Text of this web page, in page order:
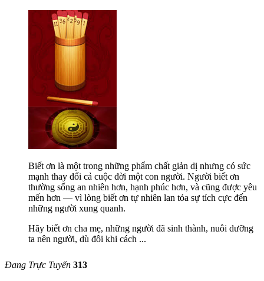
Biết ơn là một trong những phẩm chất giản dị nhưng có sức
mạnh thay đổi cả cuộc đời một con người. Người biết ơn
thường sống an nhiên hơn, hạnh phúc hơn, và cũng được yêu
mến hơn — vì lòng biết ơn tự nhiên lan tỏa sự tích cực đến
những người xung quanh.
Hãy biết ơn cha mẹ, những người đã sinh thành, nuôi dưỡng
ta nên người, dù đôi khi cách ...
Đang Trực Tuyến 313